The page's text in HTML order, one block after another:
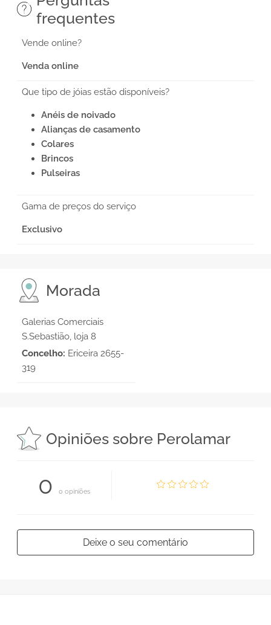
frequentes
Vende online?
Venda online
Que tipo de jóias estão disponíveis?
Anéis de noivado
Alianças de casamento
Colares
Brincos
Pulseiras
Gama de preços do serviço
Exclusivo
Morada
Galerias Comerciais
S.Sebastião, loja 8
Concelho: Ericeira 2655-
319
Opiniões sobre Perolamar
0 0 opiniões
Deixe o seu comentário